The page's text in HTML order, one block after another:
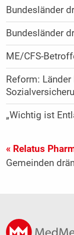
Bundesländer
Bundesländer
ME/CFS-
Reform:
„Wichtig ist
« Relatus
Gemeinden